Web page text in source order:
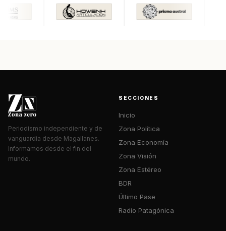
Periodismo independiente y de
vanguardia desde Magallanes.
Informamos desde el fin del
mundo.
SECCIONES
Inicio
Zona Política
Zona Economía
Zona Visión
Zona Estéreo
BDR
Último Pase
Radio Patagónica